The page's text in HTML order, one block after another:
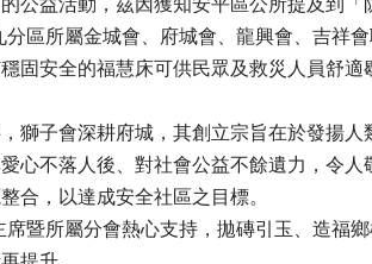
公益活動，茲因獲知安平區公所提及到「
區所屬金城會、府城會、龍興會、吉祥
固安全的福慧床可供民眾及救災人員舒
獅子會深耕府城，其創立宗旨在於發揚
心不落人後、對社會公益不餘遺力，令人
合，以達成安全社區之目標。
暨所屬分會熱心支持，拋磚引玉、造福